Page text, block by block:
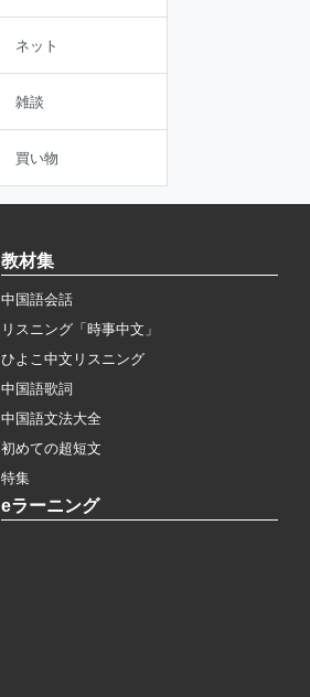
ネット
雑談
買い物
教材集
中国語会話
リスニング「時事中文」
ひよこ中文リスニング
中国語歌詞
中国語文法大全
初めての超短文
特集
eラーニング